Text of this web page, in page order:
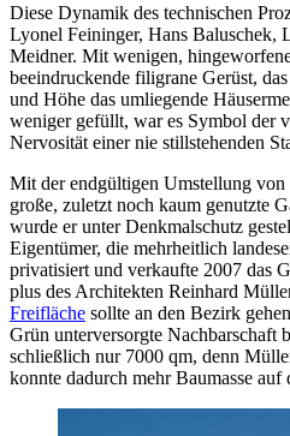
Diese Dynamik des technischen
Lyonel Feininger, Hans Baluschek,
Meidner. Mit wenigen,
beeindruckende filigrane Gerüst,
und Höhe das umliegende
weniger gefüllt, war es Symbol der
Nervosität einer nie stillstehenden
Mit der endgültigen Umstellung von
große, zuletzt noch kaum genutzte
wurde er unter Denkmalschutz
Eigentümer, die mehrheitlich
privatisiert und verkaufte 2007 das
plus des Architekten Reinhard
Freifläche sollte an den Bezirk
Grün unterversorgte Nachbarschaft
schließlich nur 7000 qm, denn
konnte dadurch mehr Baumasse